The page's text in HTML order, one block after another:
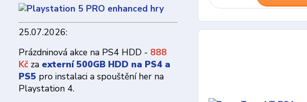
25.07.2026:
Prázdninová akce na PS4 HDD - 888
Kč za externí 500GB HDD na PS4 a
PS5 pro instalaci a spouštění her na
Playstation 4.